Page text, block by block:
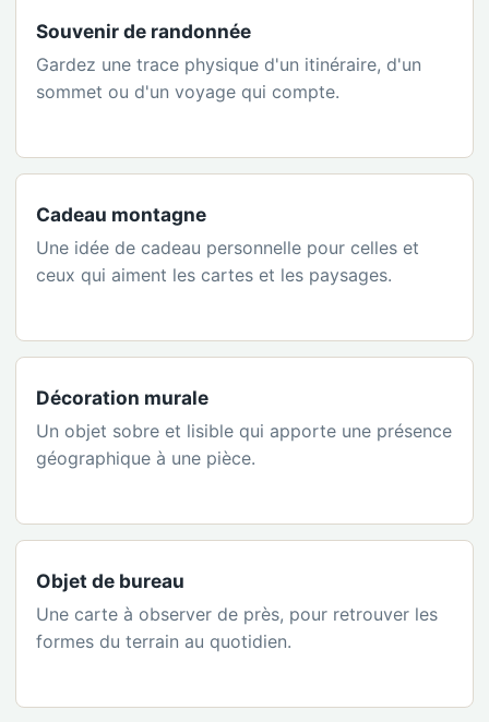
Souvenir de randonnée
Gardez une trace physique d'un itinéraire, d'un
sommet ou d'un voyage qui compte.
Cadeau montagne
Une idée de cadeau personnelle pour celles et
ceux qui aiment les cartes et les paysages.
Décoration murale
Un objet sobre et lisible qui apporte une présence
géographique à une pièce.
Objet de bureau
Une carte à observer de près, pour retrouver les
formes du terrain au quotidien.